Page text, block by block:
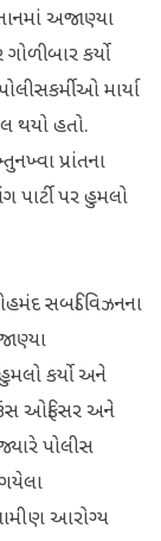
અજાણ્યા
કર્યો
માર્યા
થયો હતો.
પ્રાંતના
પર હુમલો
સબડિવિઝનના
કર્યો અને
ઓફિસર અને
પોલીસ
આરોગ્ય